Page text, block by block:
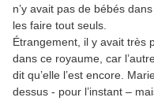
n’y avait pas de bébés
les faire tout seuls.
Étrangement, il y avait très
dans ce royaume, car
dit qu’elle l’est encore.
dessus - pour l’instant –